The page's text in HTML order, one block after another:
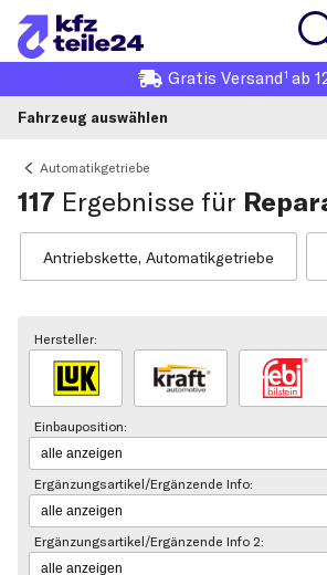
Gratis Versand1 ab
Fahrzeug auswählen
Automatikgetriebe
117 Ergebnisse für
Antriebskette, Automatikgetriebe
Hersteller:
Einbauposition:
Ergänzungsartikel/Ergänzende Info:
Ergänzungsartikel/Ergänzende Info 2: